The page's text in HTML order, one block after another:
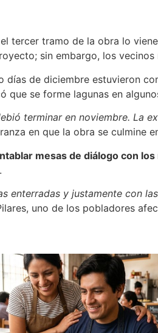
el tercer tramo de la obra lo
sin embargo, los
de diciembre estuvieron
se forme lagunas en
terminar en noviembre. La
en que la obra se culmine
mesas de diálogo con
y justamente con
uno de los pobladores